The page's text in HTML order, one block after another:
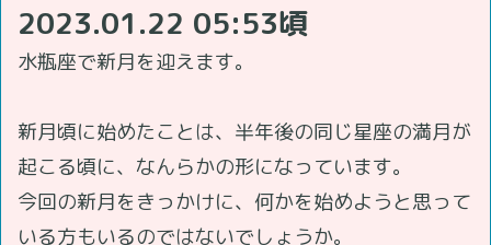
2023.01.22 05:53頃
水瓶座で新月を迎えます。
新月頃に始めたことは、半年後の同じ星座の満月が
起こる頃に、なんらかの形になっています。
今回の新月をきっかけに、何かを始めようと思って
いる方もいるのではないでしょうか。